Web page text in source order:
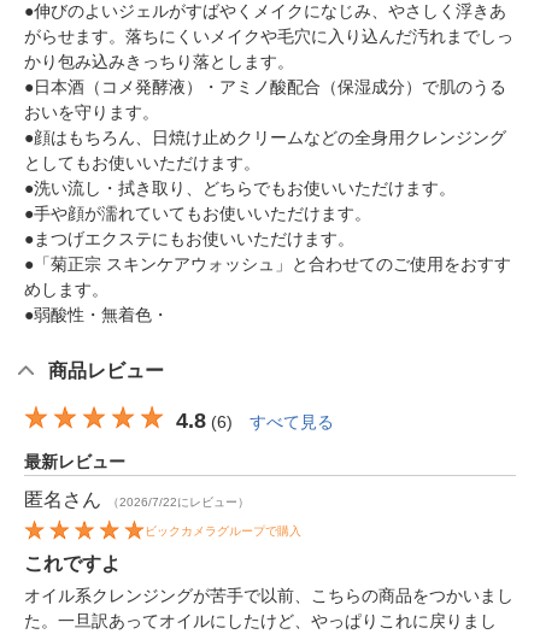
●伸びのよいジェルがすばやくメイクになじみ、やさしく浮きあ
がらせます。落ちにくいメイクや毛穴に入り込んだ汚れまでしっ
かり包み込みきっちり落とします。
●日本酒（コメ発酵液）・アミノ酸配合（保湿成分）で肌のうる
おいを守ります。
●顔はもちろん、日焼け止めクリームなどの全身用クレンジング
としてもお使いいただけます。
●洗い流し・拭き取り、どちらでもお使いいただけます。
●手や顔が濡れていてもお使いいただけます。
●まつげエクステにもお使いいただけます。
●「菊正宗 スキンケアウォッシュ」と合わせてのご使用をおすす
めします。
●弱酸性・無着色・
商品レビュー
4.8 (6) すべて見る
最新レビュー
匿名 さん （2026/7/22にレビュー）
ビックカメラグループで購入
これですよ
オイル系クレンジングが苦手で以前、こちらの商品をつかいまし
た。一旦訳あってオイルにしたけど、やっぱりこれに戻りまし